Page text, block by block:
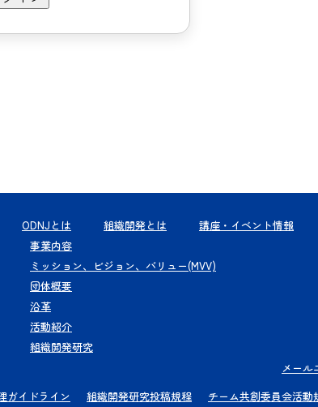
ODNJとは
事業内容
ミッション、ビジョン、バリュー(MVV)
団体概要
沿革
活動紹介
組織開発研究
組織開発とは 講座・イベント情報
メール
ガイドライン
組織開発研究投稿規程 チーム共創委員会活動